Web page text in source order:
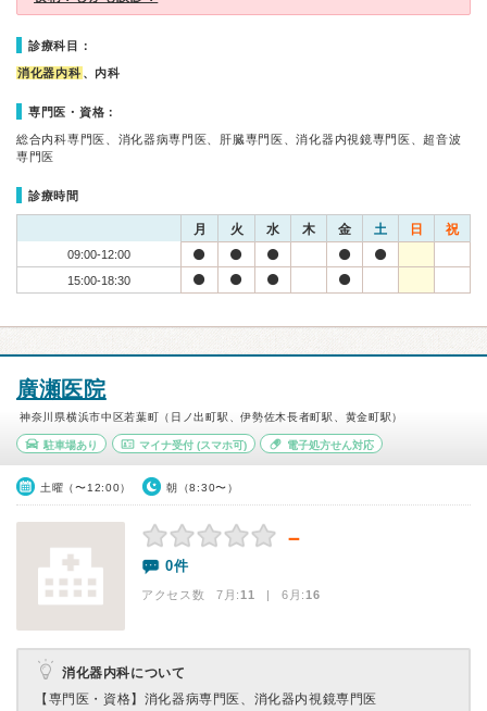
診療科目：
消化器内科 、内科
専門医・資格：
総合内科専門医、消化器病専門医、肝臓専門医、消化器内視鏡専門医、超音波
専門医
診療時間
月 火 水 木 金 土 日 祝
09:00-12:00
15:00-18:30
廣瀬医院
神奈川県横浜市中区若葉町（日ノ出町駅、伊勢佐木長者町駅、黄金町駅）
駐車場あり マイナ受付(スマホ可) 電子処方せん対応
土曜（〜12:00） 朝（8:30〜）
－
0件
アクセス数 7月:11 | 6月:16
消化器内科について
【専門医・資格】 消化器病専門医、消化器内視鏡専門医